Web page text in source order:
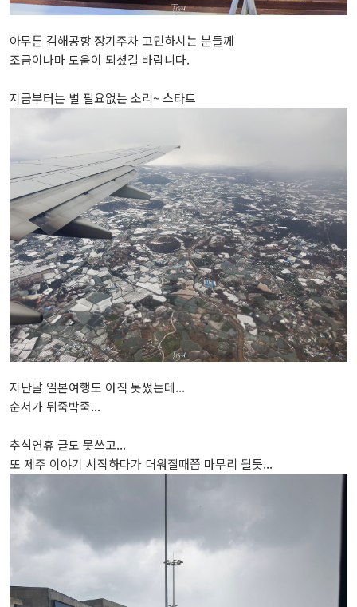
아무튼 김해공항 장기주차 고민하시는 분들께
조금이나마 도움이 되셨길 바랍니다.
지금부터는 별 필요없는 소리~ 스타트
지난달 일본여행도 아직 못썼는데...
순서가 뒤죽박죽...
추석연휴 글도 못쓰고...
또 제주 이야기 시작하다가 더워질때쯤 마무리 될듯...